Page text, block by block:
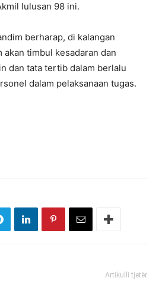
lulusan 98 ini.
berharap, di kalangan
akan timbul kesadaran dan
dan tata tertib dalam berlalu
dalam pelaksanaan tugas.
Artikulli tjetër